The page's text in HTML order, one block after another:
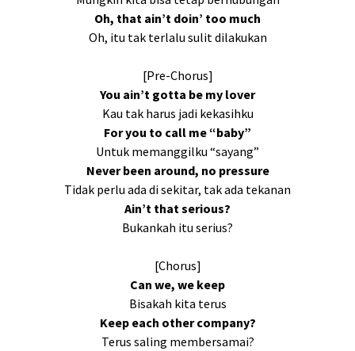
Oh, that ain’t doin’ too much
Oh, itu tak terlalu sulit dilakukan
[Pre-Chorus]
You ain’t gotta be my lover
Kau tak harus jadi kekasihku
For you to call me “baby”
Untuk memanggilku “sayang”
Never been around, no pressure
Tidak perlu ada di sekitar, tak ada tekanan
Ain’t that serious?
Bukankah itu serius?
[Chorus]
Can we, we keep
Bisakah kita terus
Keep each other company?
Terus saling membersamai?